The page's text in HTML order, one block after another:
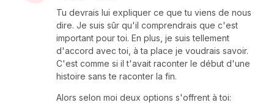
Tu devrais lui expliquer ce que tu viens de nous
dire. Je suis sûr qu'il comprendrais que c'est
important pour toi. En plus, je suis tellement
d'accord avec toi, à ta place je voudrais savoir.
C'est comme si il t'avait raconter le début d'une
histoire sans te raconter la fin.
Alors selon moi deux options s'offrent à toi: